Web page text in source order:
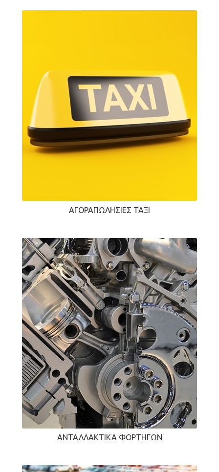
ΑΓΟΡΑΠΩΛΗΣΊΕΣ ΤΑΞΊ
ΑΝΤΑΛΛΑΚΤΙΚΆ ΦΟΡΤΗΓΏΝ